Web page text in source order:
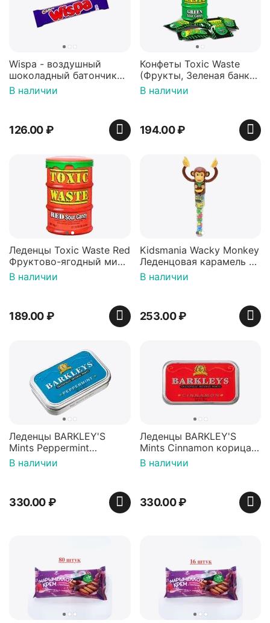
Wispa - воздушный
шоколадный батончик
36 гр
В наличии
126.00₽
Конфеты Toxic Waste
(Фрукты, Зеленая банка,
42 гр).
В наличии
194.00₽
Леденцы Toxic Waste Red
Фруктово-ягодный микс
Красная банка 42 г,
Пакистан
В наличии
189.00₽
Kidsmania Wacky Monkey
Леденцовая карамель с
игрушкой Ваки Манки
12г, Китай
В наличии
253.00₽
Леденцы BARKLEY'S
Mints Peppermint
перечная мята 50г,
Нидерланды
В наличии
330.00₽
Леденцы BARKLEY'S
Mints Cinnamon корица
50г, Нидерланды
В наличии
330.00₽